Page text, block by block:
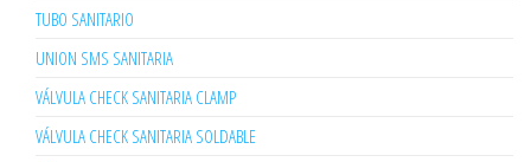
TUBO SANITARIO
UNION SMS SANITARIA
VÁLVULA CHECK SANITARIA CLAMP
VÁLVULA CHECK SANITARIA SOLDABLE